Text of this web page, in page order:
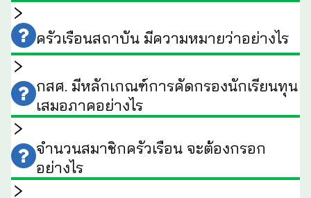
ครัวเรือนสถาบัน มีความหมายว่าอย่างไร
กสศ. มีหลักเกณฑ์การคัดกรองนักเรียนทุน
เสมอภาคอย่างไร
จำนวนสมาชิกครัวเรือน จะต้องกรอก
อย่างไร